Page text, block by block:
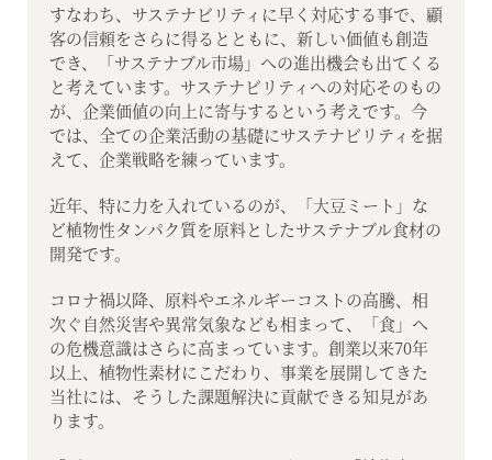
すなわち、サステナビリティに早く対応する事で、顧
客の信頼をさらに得るとともに、新しい価値も創造
でき、「サステナブル市場」への進出機会も出てくる
と考えています。サステナビリティへの対応そのもの
が、企業価値の向上に寄与するという考えです。今
では、全ての企業活動の基礎にサステナビリティを据
えて、企業戦略を練っています。
近年、特に力を入れているのが、「大豆ミート」な
ど植物性タンパク質を原料としたサステナブル食材の
開発です。
コロナ禍以降、原料やエネルギーコストの高騰、相
次ぐ自然災害や異常気象なども相まって、「食」へ
の危機意識はさらに高まっています。創業以来70年
以上、植物性素材にこだわり、事業を展開してきた
当社には、そうした課題解決に貢献できる知見があ
ります。